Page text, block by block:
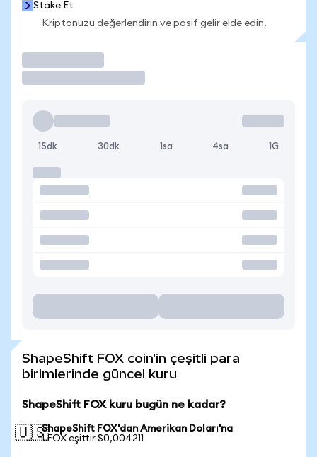
Stake Et
Kriptonuzu değerlendirin ve pasif gelir elde edin.
15dk 30dk 1sa 4sa 1G
ShapeShift FOX coin'in çeşitli para
birimlerinde güncel kuru
ShapeShift FOX kuru bugün ne kadar?
🇺🇸ShapeShift FOX'dan Amerikan Doları'na
1 FOX eşittir $0,004211